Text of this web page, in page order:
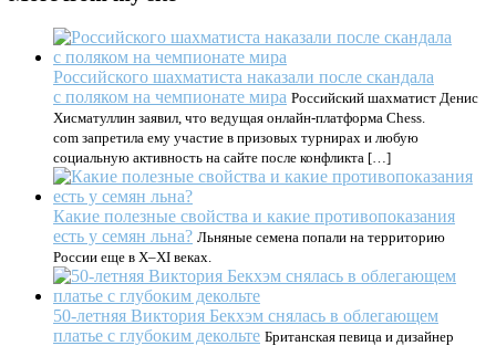
Российского шахматиста наказали после скандала
с поляком на чемпионате мира Российский шахматист Денис
Хисматуллин заявил, что ведущая онлайн-платформа Chess.
com запретила ему участие в призовых турнирах и любую
социальную активность на сайте после конфликта […]
Какие полезные свойства и какие противопоказания
есть у семян льна? Льняные семена попали на территорию
России еще в X–XI веках.
50-летняя Виктория Бекхэм снялась в облегающем
платье с глубоким декольте Британская певица и дизайнер